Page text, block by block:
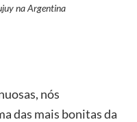
na Argentina
nós
das mais bonitas da